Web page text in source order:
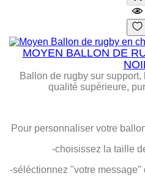
MOYEN BALLON DE
Ballon de rugby sur
qualité supérieure,
Pour personnaliser votre
-choisissez la taille
-séléctionnez "votre